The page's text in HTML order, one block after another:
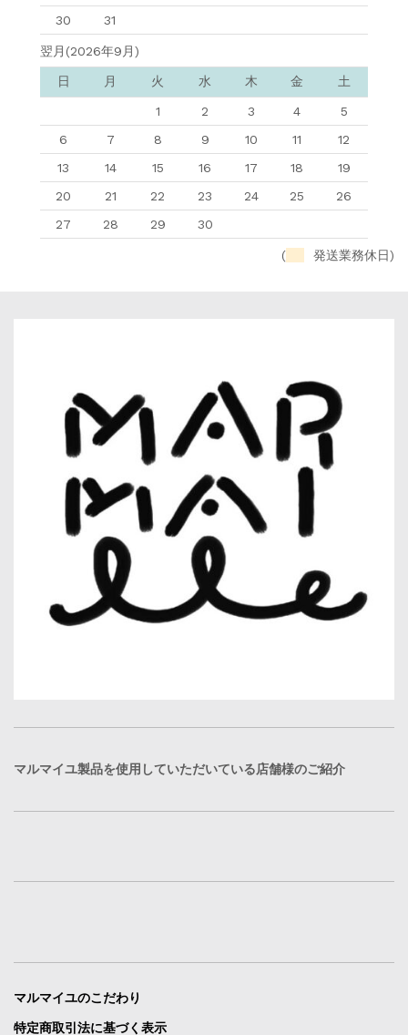
30
31
翌月(2026年9月)
日 月 火 水 木 金 土
1 2 3 4
5
6
7 8 9 10 11
12
13
14 15 16 17 18
19
20
21 22 23 24 25
26
27
28 29 30
( 発送業務休日)
マルマイユ製品を使用していただいている店舗様のご紹介
マルマイユのこだわり
特定商取引法に基づく表示